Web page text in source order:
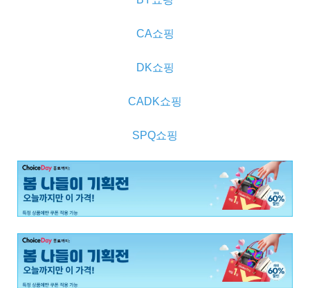
CA쇼핑
DK쇼핑
CADK쇼핑
SPQ쇼핑